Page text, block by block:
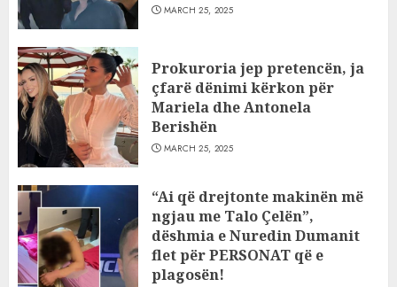
MARCH 25, 2025
Prokuroria jep pretencën, ja
çfarë dënimi kërkon për
Mariela dhe Antonela
Berishën
MARCH 25, 2025
“Ai që drejtonte makinën më
ngjau me Talo Çelën”,
dëshmia e Nuredin Dumanit
flet për PERSONAT që e
plagosën!